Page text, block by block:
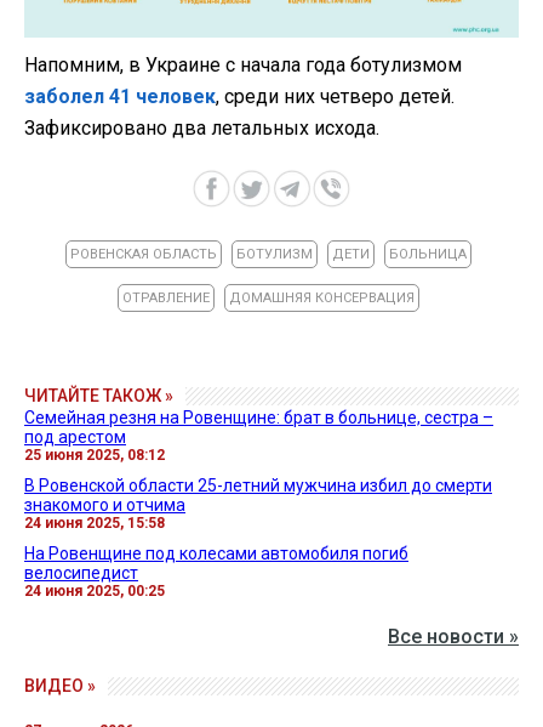
Напомним, в Украине с начала года ботулизмом
заболел 41 человек, среди них четверо детей.
Зафиксировано два летальных исхода.
РОВЕНСКАЯ ОБЛАСТЬ БОТУЛИЗМ ДЕТИ БОЛЬНИЦА
ОТРАВЛЕНИЕ ДОМАШНЯЯ КОНСЕРВАЦИЯ
ЧИТАЙТЕ ТАКОЖ »
Семейная резня на Ровенщине: брат в больнице, сестра –
под арестом
25 июня 2025, 08:12
В Ровенской области 25-летний мужчина избил до смерти
знакомого и отчима
24 июня 2025, 15:58
На Ровенщине под колесами автомобиля погиб
велосипедист
24 июня 2025, 00:25
Все новости »
ВИДЕО »